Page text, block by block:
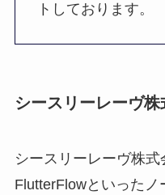
トしております。
シースリーレーヴ株
シースリーレーヴ株
FlutterFlowといった